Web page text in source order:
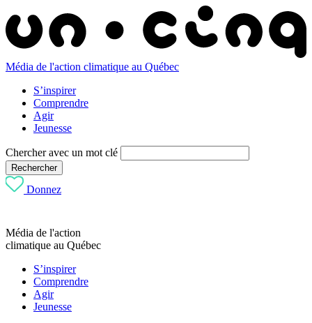
Média de l'action climatique au Québec
S’inspirer
Comprendre
Agir
Jeunesse
Chercher avec un mot clé
Rechercher
Donnez
Média de l'action
climatique au Québec
S’inspirer
Comprendre
Agir
Jeunesse